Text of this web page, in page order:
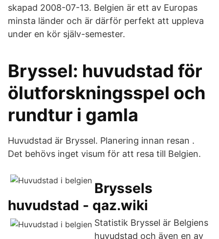
skapad 2008-07-13. Belgien är ett av Europas
minsta länder och är därför perfekt att uppleva
under en kör själv-semester.
Bryssel: huvudstad för
ölutforskningsspel och
rundtur i gamla
Huvudstad är Bryssel. Planering innan resan .
Det behövs inget visum för att resa till Belgien.
Bryssels
huvudstad - qaz.wiki
Statistik Bryssel är Belgiens
huvudstad och även en av